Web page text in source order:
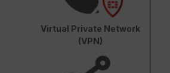
Virtual Private Network
(VPN)